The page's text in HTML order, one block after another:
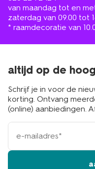
van maandag tot en
zaterdag van 09.00 tot
* raamdecoratie van
altijd op de
Schrijf je in voor de
korting. Ontvang
(online) aanbiedingen.
e-
mailadres